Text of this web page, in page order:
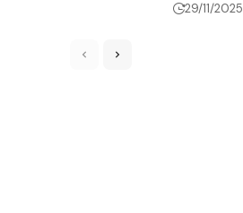
29/11/2025